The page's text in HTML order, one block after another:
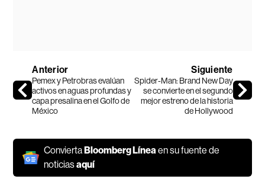
Anterior
Pemex y Petrobras evalúan
activos en aguas profundas y
capa presalina en el Golfo de
México
Siguiente
Spider-Man: Brand New Day
se convierte en el segundo
mejor estreno de la historia
de Hollywood
ConviertaBloomberg Líneaen su fuente de
noticiasaquí